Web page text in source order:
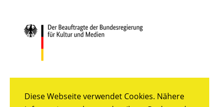
Diese Webseite verwendet Cookies. Nähere